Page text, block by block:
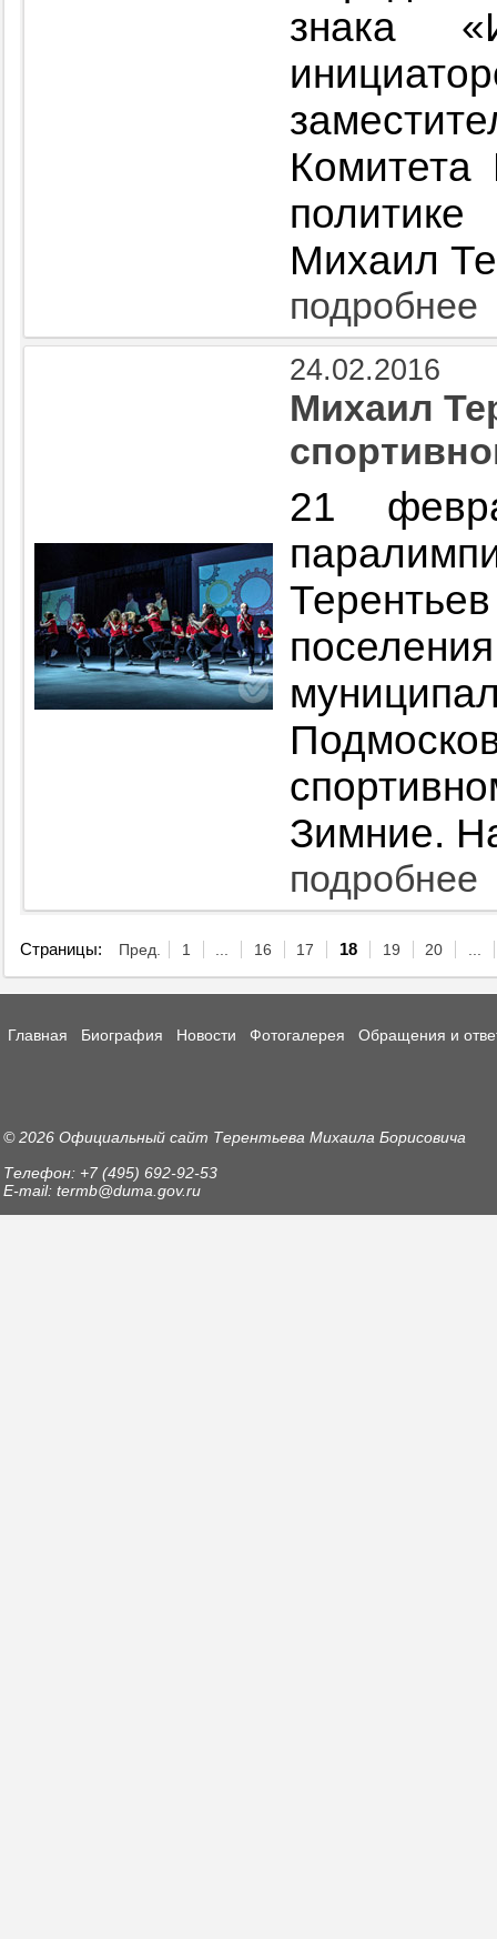
знака
Комитета
Михаил
подробнее
24.02.2016
Михаил
21
Зимние.
подробнее
Страницы: Пред. 1 ... 16 17 18 19 20 ...
Главная Биография Новости Фотогалерея Обращения и
© 2026 Официальный сайт Терентьева Михаила Борисовича
Телефон: +7 (495) 692-92-53
E-mail: termb@duma.gov.ru